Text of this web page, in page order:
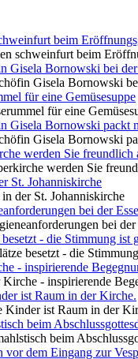
schweinfurt beim
Gisela Bornowski
für eine
Gisela Bornowski
werden Sie
der St. Johanniskirche
bei der
besetzt - die
Kirche - inspirierende
Kinder ist Raum in der
beim